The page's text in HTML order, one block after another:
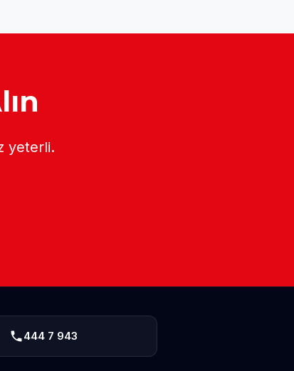
yeterli.
444 7 943